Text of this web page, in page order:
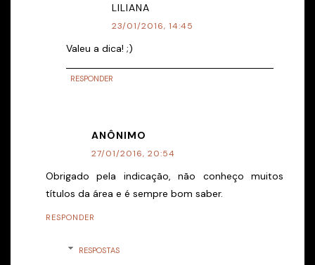
LILIANA
23/01/2016, 14:45
Valeu a dica! ;)
RESPONDER
ANÔNIMO
27/01/2016, 20:54
Obrigado pela indicação, não conheço muitos
títulos da área e é sempre bom saber.
RESPONDER
RESPOSTAS